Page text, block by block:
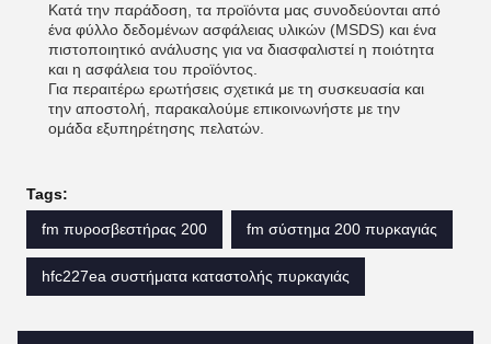
Κατά την παράδοση, τα προϊόντα μας συνοδεύονται από
ένα φύλλο δεδομένων ασφάλειας υλικών (MSDS) και ένα
πιστοποιητικό ανάλυσης για να διασφαλιστεί η ποιότητα
και η ασφάλεια του προϊόντος.
Για περαιτέρω ερωτήσεις σχετικά με τη συσκευασία και
την αποστολή, παρακαλούμε επικοινωνήστε με την
ομάδα εξυπηρέτησης πελατών.
Tags:
fm πυροσβεστήρας 200
fm σύστημα 200 πυρκαγιάς
hfc227ea συστήματα καταστολής πυρκαγιάς